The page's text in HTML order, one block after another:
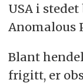
USA i
Anomalous
Blant
frigitt, er